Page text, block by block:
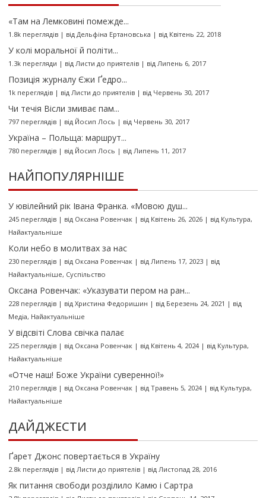
«Там на Лемковині помежде...
1.8k переглядів| від Дельфіна Ертановська | від Квітень 22, 2018
У колі моральної й політи...
1.3k перегляди | від Листи до приятелів| від Липень 6, 2017
Позиція журналу Єжи Ґедро...
1k переглядів| від Листи до приятелів| від Червень 30, 2017
Чи течія Вісли змиває пам...
797 переглядів| від Йосип Лось | від Червень 30, 2017
Україна – Польща: маршрут...
780 переглядів| від Йосип Лось | від Липень 11, 2017
НАЙПОПУЛЯРНІШЕ
У ювілейний рік Івана Франка. «Мовою душ...
245 переглядів| від Оксана Ровенчак| від Квітень 26, 2026| від Культура,
Найактуальніше
Коли небо в молитвах за нас
230 переглядів| від Оксана Ровенчак| від Липень 17, 2023| від
Найактуальніше, Суспільство
Оксана Ровенчак: «Указувати пером на ран...
228 переглядів| від Христина Федоришин | від Березень 24, 2021 | від
Медіа, Найактуальніше
У відсвіті Слова свічка палає
225 переглядів| від Оксана Ровенчак| від Квітень 4, 2024| від Культура,
Найактуальніше
«Отче наш! Боже України суверенної!»
210 переглядів| від Оксана Ровенчак| від Травень 5, 2024| від Культура,
Найактуальніше
ДАЙДЖЕСТИ
Ґарет Джонс повертається в Україну
2.8k переглядів| від Листи до приятелів| від Листопад 28, 2016
Як питання свободи розділило Камю і Сартра